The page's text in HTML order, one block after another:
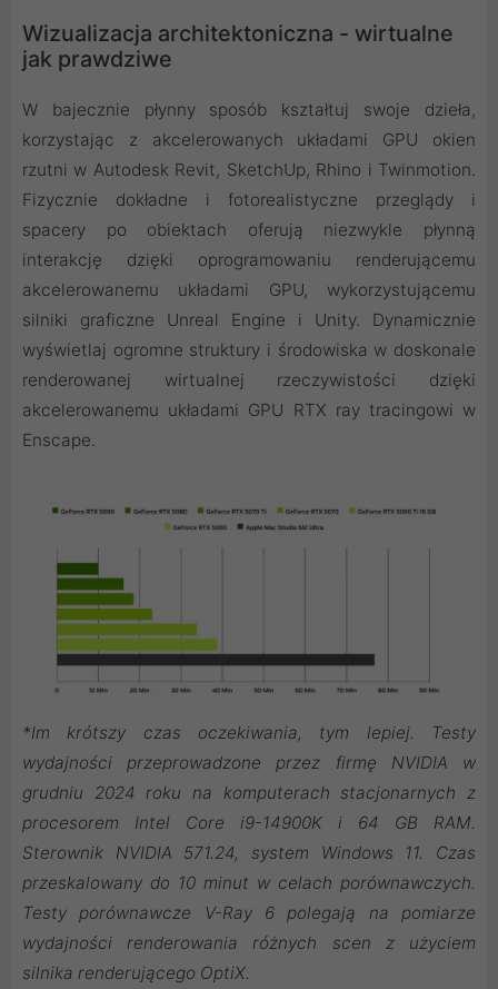
Wizualizacja architektoniczna - wirtualne
jak prawdziwe
W bajecznie płynny sposób kształtuj swoje dzieła,
korzystając z akcelerowanych układami GPU okien
rzutni w Autodesk Revit, SketchUp, Rhino i Twinmotion.
Fizycznie dokładne i fotorealistyczne przeglądy i
spacery po obiektach oferują niezwykle płynną
interakcję dzięki oprogramowaniu renderującemu
akcelerowanemu układami GPU, wykorzystującemu
silniki graficzne Unreal Engine i Unity. Dynamicznie
wyświetlaj ogromne struktury i środowiska w doskonale
renderowanej wirtualnej rzeczywistości dzięki
akcelerowanemu układami GPU RTX ray tracingowi w
Enscape.
*Im krótszy czas oczekiwania, tym lepiej. Testy
wydajności przeprowadzone przez firmę NVIDIA w
grudniu 2024 roku na komputerach stacjonarnych z
procesorem Intel Core i9-14900K i 64 GB RAM.
Sterownik NVIDIA 571.24, system Windows 11. Czas
przeskalowany do 10 minut w celach porównawczych.
Testy porównawcze V-Ray 6 polegają na pomiarze
wydajności renderowania różnych scen z użyciem
silnika renderującego OptiX.